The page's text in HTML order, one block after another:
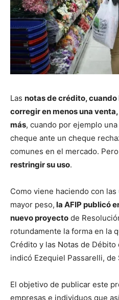
Las notas de crédito,
corregir en menos una
más, cuando por ejemplo
cheque ante un cheque
comunes en el mercado.
restringir su uso.
Como viene haciendo con
mayor peso, la AFIP publicó
nuevo proyecto de
rotundamente la forma en la
Crédito y las Notas de
indicó Ezequiel Passarelli, de
El objetivo de publicar este
empresas e individuos que